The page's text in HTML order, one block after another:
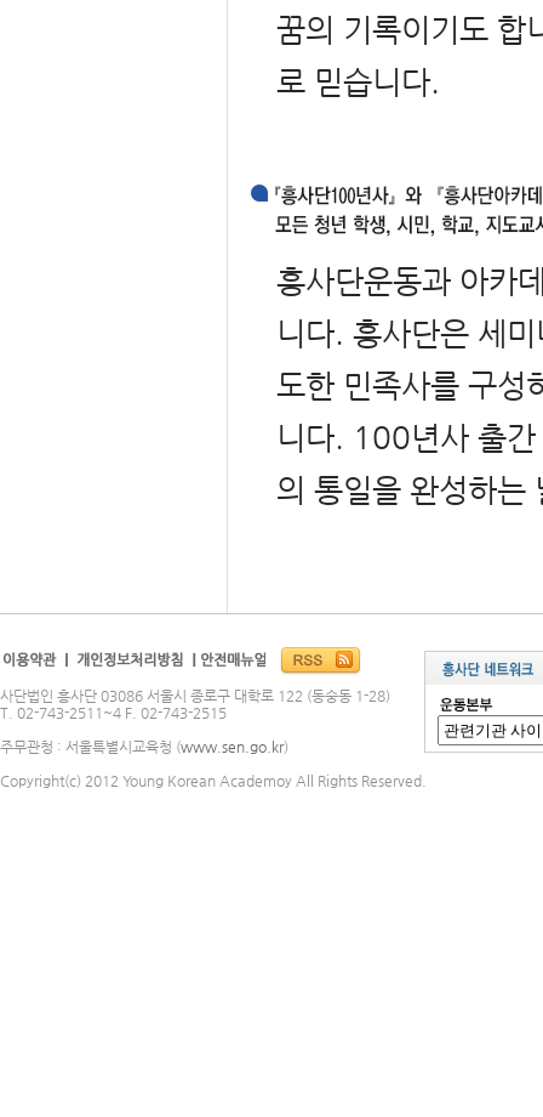
꿈의 기록이기도 합
로 믿습니다.
흥사단운동과 아카
니다. 흥사단은 세
도한 민족사를 구성
니다. 100년사 출
의 통일을 완성하는
사단법인 흥사단 03086 서울시 종로구 대학로 122 (동숭동 1-28)
T. 02-743-2511~4 F. 02-743-2515
주무관청 : 서울특별시교육청 (www.sen.go.kr)
Copyright(c) 2012 Young Korean Academoy All Rights Reserved.